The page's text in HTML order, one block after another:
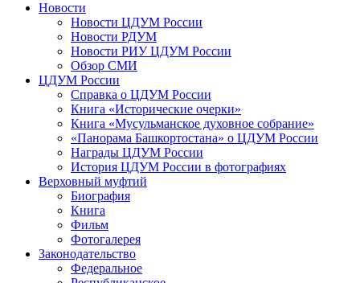
Новости
Новости ЦДУМ России
Новости РДУМ
Новости РИУ ЦДУМ России
Обзор СМИ
ЦДУМ России
Справка о ЦДУМ России
Книга «Исторические очерки»
Книга «Мусульманское духовное собрание»
«Панорама Башкортостана» о ЦДУМ России
Награды ЦДУМ России
История ЦДУМ России в фотографиях
Верховный муфтий
Биография
Книга
Фильм
Фотогалерея
Законодательство
Федеральное